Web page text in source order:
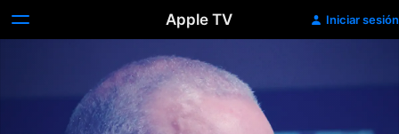
Apple TV Iniciar sesión